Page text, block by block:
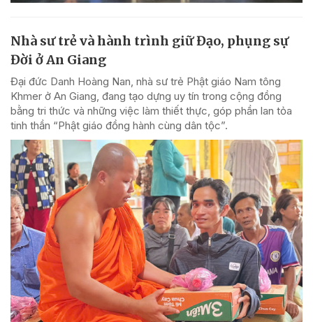
Nhà sư trẻ và hành trình giữ Đạo, phụng sự
Đời ở An Giang
Đại đức Danh Hoàng Nan, nhà sư trẻ Phật giáo Nam tông
Khmer ở An Giang, đang tạo dựng uy tín trong cộng đồng
bằng tri thức và những việc làm thiết thực, góp phần lan tỏa
tinh thần “Phật giáo đồng hành cùng dân tộc”.